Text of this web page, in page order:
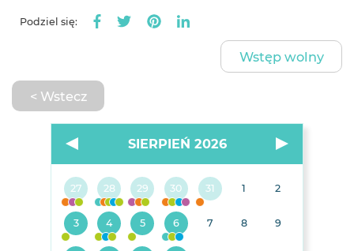
Podziel się:
< Wstecz
Wstęp wolny
SIERPIEŃ 2026
27 28 29 30 31 1 2
3 4 5 6 7 8 9